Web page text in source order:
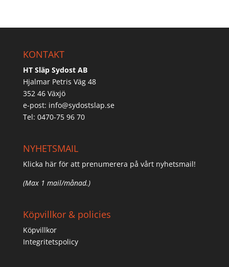
KONTAKT
HT Släp Sydost AB
Hjalmar Petris Väg 48
352 46 Växjö
e-post: info@sydostslap.se
Tel: 0470-75 96 70
NYHETSMAIL
Klicka här för att prenumerera på vårt nyhetsmail!
(Max 1 mail/månad.)
Köpvillkor & policies
Köpvillkor
Integritetspolicy